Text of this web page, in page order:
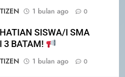
1 bulan ago 0
SISWA/I SMA
3 BATAM!
1 bulan ago 0
PENTING – JANGAN
LAPOR DIRI!
SPMB
TIDAK PERLU
KE SEKOLAH CUKUP